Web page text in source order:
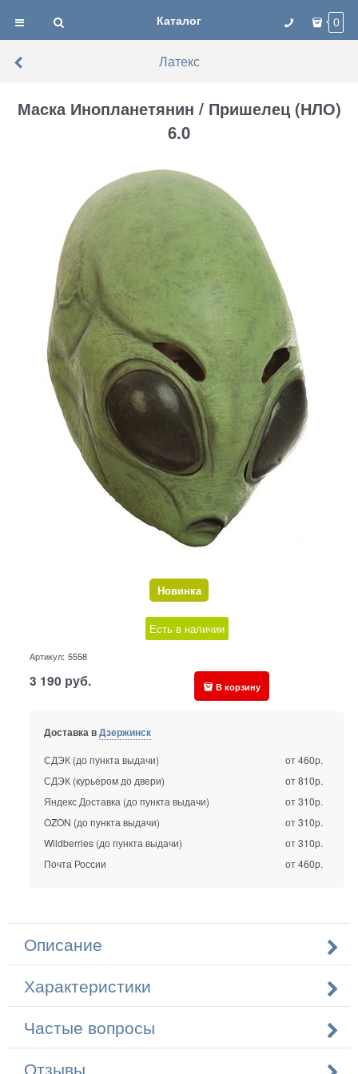
Каталог 0
Латекс
Маска Инопланетянин / Пришелец (НЛО)
6.0
Новинка
Есть в наличии
Артикул: 5558
3 190 руб. В корзину
Доставка вДзержинск
СДЭК (до пункта выдачи)
от 460р.
СДЭК (курьером до двери)
от 810р.
Яндекс Доставка (до пункта выдачи)
от 310р.
OZON (до пункта выдачи)
от 310р.
Wildberries (до пункта выдачи)
от 310р.
Почта России
от 460р.
Описание
Характеристики
Частые вопросы
Отзывы